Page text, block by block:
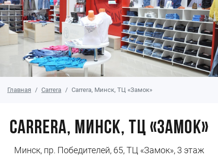
Главная Carrera Carrera, Минск, ТЦ «Замок»
Carrera, Минск, ТЦ «Замок»
Минск, пр. Победителей, 65, ТЦ «Замок», 3 этаж